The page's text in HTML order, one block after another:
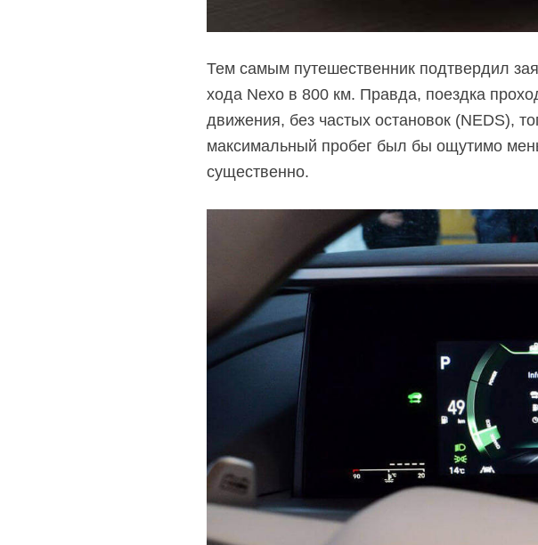
Тем самым путешественник подтвердил
хода Nexo в 800 км. Правда, поездка
движения, без частых остановок (NEDS),
максимальный пробег был бы ощутимо
существенно.